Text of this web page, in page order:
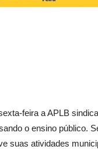
feira a APLB
o ensino público.
suas atividades